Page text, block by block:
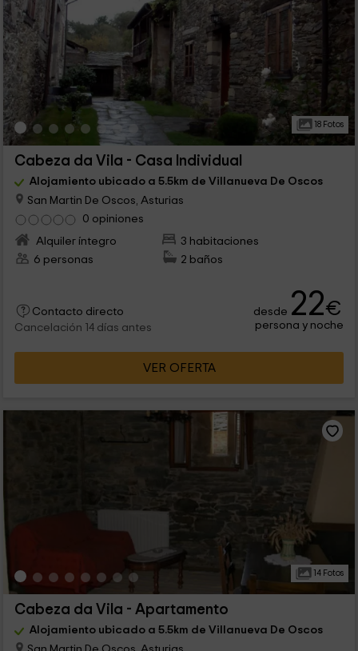
18 Fotos
Cabeza da Vila - Casa Individual
Alojamiento ubicado a 5.5km de Villanueva De Oscos
San Martin De Oscos, Asturias
0 opiniones
Alquiler íntegro
3 habitaciones
6 personas
2 baños
Contacto directo
Cancelación 14 días antes
desde 22€
persona y noche
VER OFERTA
14 Fotos
Cabeza da Vila - Apartamento
Alojamiento ubicado a 5.5km de Villanueva De Oscos